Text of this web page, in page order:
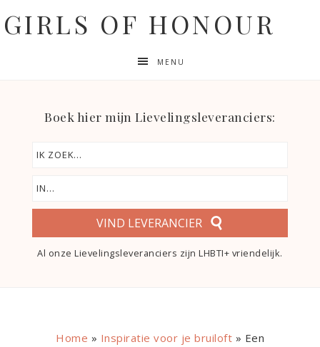
GIRLS OF HONOUR
MENU
Boek hier mijn Lievelingsleveranciers:
VIND LEVERANCIER
Al onze Lievelingsleveranciers zijn LHBTI+ vriendelijk.
Home » Inspiratie voor je bruiloft » Een